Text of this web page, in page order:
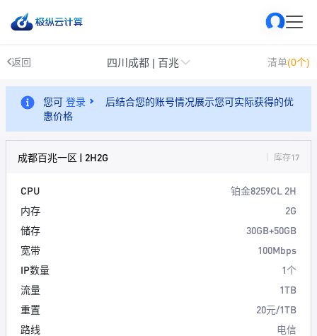
返回 四川成都 | 百兆 清单(0个)
您可 登录
后结合您的账号情况展示您可实际获得的优
惠价格
成都百兆一区 | 2H2G 库存17
CPU
铂金8259CL 2H
内存
2G
储存
30GB+50GB
宽带
100Mbps
IP数量
1个
流量
1TB
重置
20元/1TB
路线
电信